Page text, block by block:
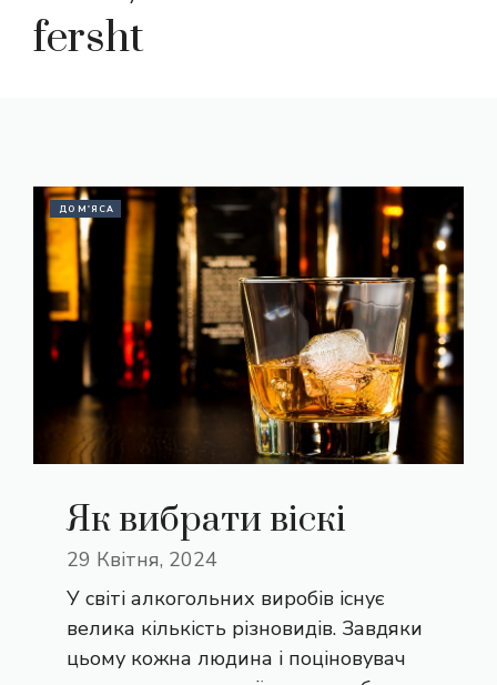
fersht
ДО М'ЯСА
Як вибрати віскі
29 Квітня, 2024
У світі алкогольних виробів існує
велика кількість різновидів. Завдяки
цьому кожна людина і поціновувач